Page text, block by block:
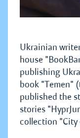
Ukrainian
house
publishing
book "Temen"
published the
stories
collection "City